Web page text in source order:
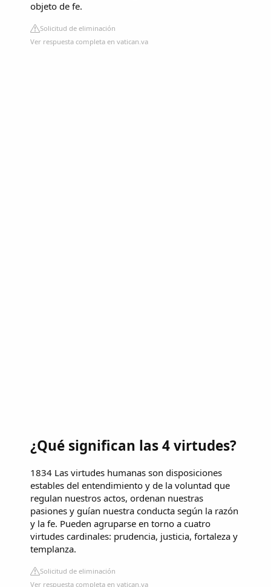
objeto de fe.
Solicitud de eliminación
Ver respuesta completa en vatican.va
¿Qué significan las 4 virtudes?
1834 Las virtudes humanas son disposiciones
estables del entendimiento y de la voluntad que
regulan nuestros actos, ordenan nuestras
pasiones y guían nuestra conducta según la razón
y la fe. Pueden agruparse en torno a cuatro
virtudes cardinales: prudencia, justicia, fortaleza y
templanza.
Solicitud de eliminación
Ver respuesta completa en vatican.va